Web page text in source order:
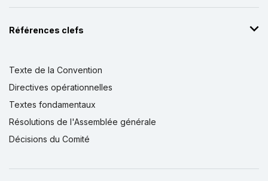
Références clefs
Texte de la Convention
Directives opérationnelles
Textes fondamentaux
Résolutions de l'Assemblée générale
Décisions du Comité